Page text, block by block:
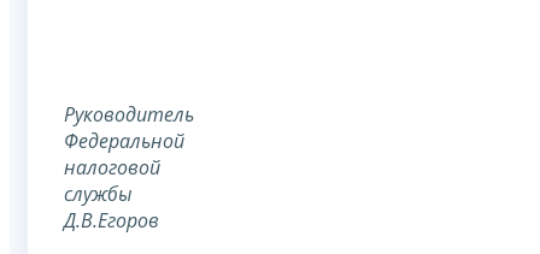
Руководитель
Федеральной
налоговой
службы
Д.В.Егоров